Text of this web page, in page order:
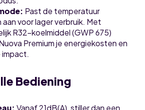
Past de temperatuur
voor lager verbruik. Met
R32-koelmiddel (GWP 675)
Premium je energiekosten en
Bediening
Vanaf 21dB(A), stiller dan een